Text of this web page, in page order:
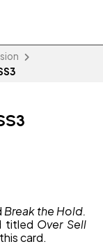
Break the Hold.
titled Over Sell
card.